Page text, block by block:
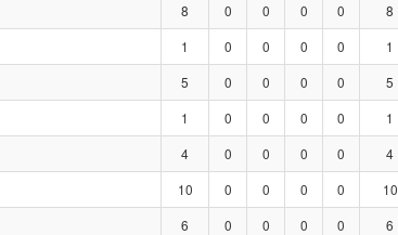
8 0 0 0 0 8
1 0 0 0 0 1
5 0 0 0 0 5
1 0 0 0 0 1
4 0 0 0 0 4
10 0 0 0 0 10
6 0 0 0 0 6